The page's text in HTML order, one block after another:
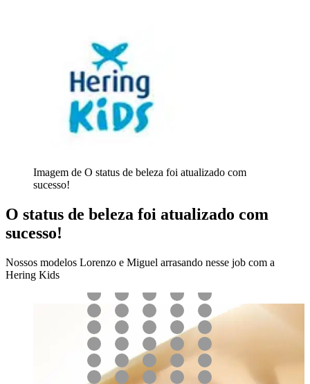
Imagem de O status de beleza foi atualizado com
sucesso!
O status de beleza foi atualizado com
sucesso!
Nossos modelos Lorenzo e Miguel arrasando nesse job com a
Hering Kids